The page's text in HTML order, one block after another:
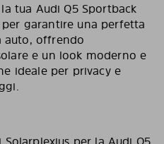
tua Audi Q5 Sportback
garantire una perfetta
auto, offrendo
e un look moderno e
ideale per privacy e